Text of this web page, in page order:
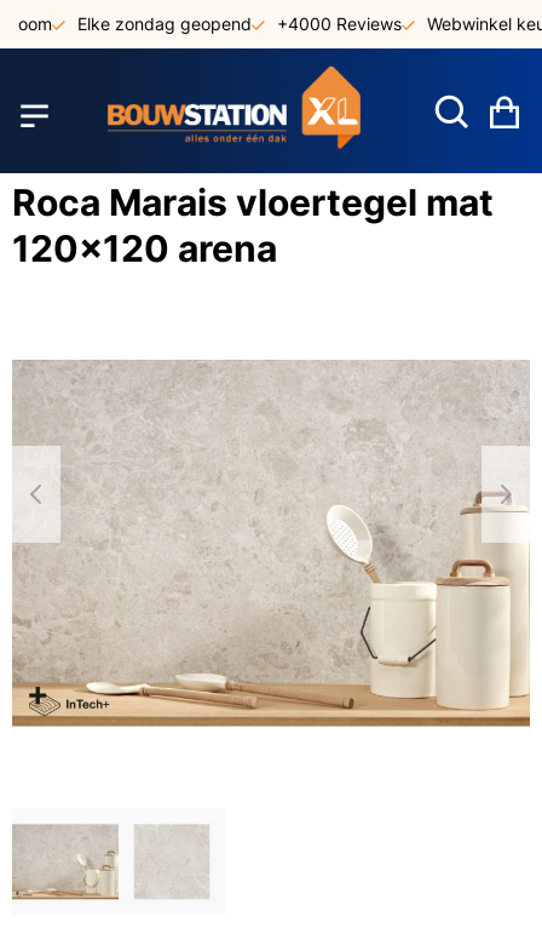
naar
Elke zondag geopend +4000 Reviews Webwinkel
Roca Marais vloertegel mat
120x120 arena